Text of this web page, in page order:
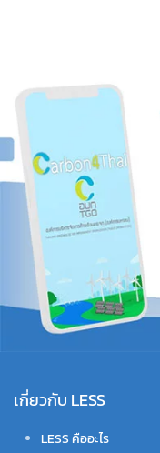
เกี่ยวกับ LESS
LESS คืออะไร